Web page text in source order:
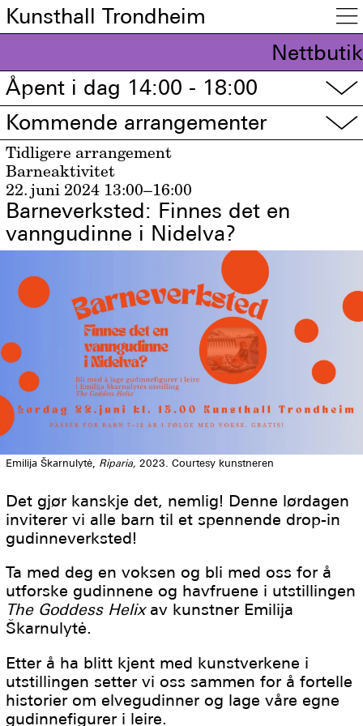
Kunsthall Trondheim 
Åpent i dag 14:00 - 18:00
▽
Kommende arrangementer ▽
Tidligere arrangement
Barneaktivitet
22. juni 2024 13:00–16:00
Barneverksted: Finnes det en
vanngudinne i Nidelva?
Emilija Škarnulytė, Riparia, 2023. Courtesy kunstneren
Det gjør kanskje det, nemlig! Denne lørdagen
inviterer vi alle barn til et spennende drop-in
gudinneverksted!
Ta med deg en voksen og bli med oss for å
utforske gudinnene og havfruene i utstillingen
The Goddess Helixav kunstner Emilija
Škarnulytė.
Etter å ha blitt kjent med kunstverkene i
utstillingen setter vi oss sammen for å fortelle
historier om elvegudinner og lage våre egne
gudinnefigurer i leire.